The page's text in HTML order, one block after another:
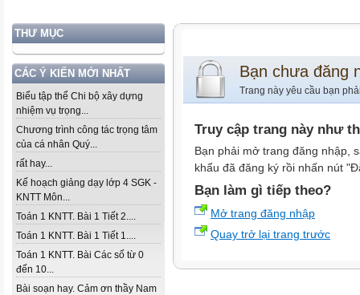
THƯ MỤC
CÁC Ý KIẾN MỚI NHẤT
Biểu tập thể Chi bộ xây dựng
nhiệm vụ trọng...
Chương trình công tác trọng tâm
của cá nhân Quý...
rất hay...
Kế hoạch giảng dạy lớp 4 SGK -
KNTT Môn...
Toán 1 KNTT. Bài 1 Tiết 2....
Toán 1 KNTT. Bài 1 Tiết 1....
Toán 1 KNTT. Bài Các số từ 0
đến 10...
Bài soạn hay. Cảm ơn thầy Nam
Bạn chưa đăng
Trang này yêu cầu bạn
Truy cập trang này như
Bạn phải mở trang đăng nhập,
khẩu đã đăng ký rồi nhấn nút
Bạn làm gì tiếp theo?
Mở trang đăng nhập
Quay trở lại trang trước